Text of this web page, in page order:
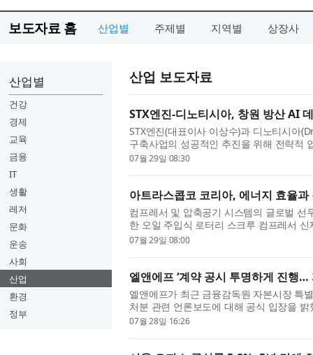
보도자료 홈 산업별 주제별 지역별 상장사
산업별
건강
경제
교육
금융
IT
생활
레저
문화
운송
사회
산업
환경
정부
산업 보도자료
STX엔진-디노티시아, 창원 방산 AI
STX엔진(대표이사 이상수)과 디노티시아
구축사업의 성공적인 추진을 위해 전략적
업 분야의 인공지능(AI) 활용 확대와 데이
07월 29일 08:30
아트라스콥코 코리아, 에너지 효율과
컴프레서 및 압축공기 시스템의 글로벌
한 오일 주입식 로터리 스크루 컴프레서 신
은 VSD의 에너지 절감 이점을 유지하면서
07월 29일 08:00
엘앤에프 ‘계약 공시 투명하게 진행
엘앤에프가 최근 금융감독원 자본시장 특
처분 관련 언론보도에 대해 공식 입장을
사와의 하이니켈 양극재 공급계약 관련 감
07월 28일 16:26